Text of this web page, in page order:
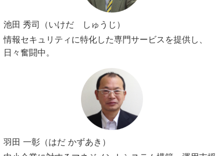
池田 秀司（いけだ しゅうじ）
情報セキュリティに特化した専門サービスを提供し、
日々奮闘中。
羽田 一彰（はだ かずあき）